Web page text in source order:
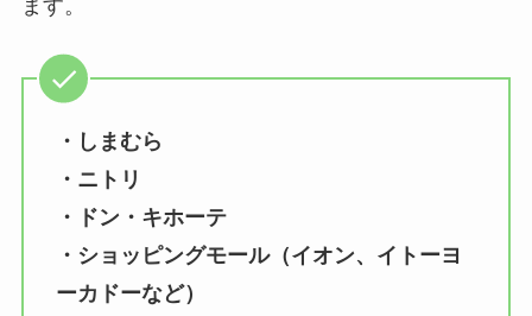
ます。
・ しまむら
・ニトリ
・ドン・キホーテ
・ショッピングモール（イオン、イトーヨ
ーカドーなど）